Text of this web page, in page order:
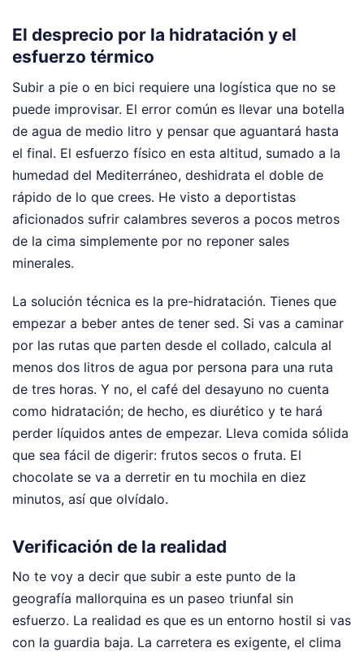
El desprecio por la hidratación y el
esfuerzo térmico
Subir a pie o en bici requiere una logística que no se
puede improvisar. El error común es llevar una botella
de agua de medio litro y pensar que aguantará hasta
el final. El esfuerzo físico en esta altitud, sumado a la
humedad del Mediterráneo, deshidrata el doble de
rápido de lo que crees. He visto a deportistas
aficionados sufrir calambres severos a pocos metros
de la cima simplemente por no reponer sales
minerales.
La solución técnica es la pre-hidratación. Tienes que
empezar a beber antes de tener sed. Si vas a caminar
por las rutas que parten desde el collado, calcula al
menos dos litros de agua por persona para una ruta
de tres horas. Y no, el café del desayuno no cuenta
como hidratación; de hecho, es diurético y te hará
perder líquidos antes de empezar. Lleva comida sólida
que sea fácil de digerir: frutos secos o fruta. El
chocolate se va a derretir en tu mochila en diez
minutos, así que olvídalo.
Verificación de la realidad
No te voy a decir que subir a este punto de la
geografía mallorquina es un paseo triunfal sin
esfuerzo. La realidad es que es un entorno hostil si vas
con la guardia baja. La carretera es exigente, el clima